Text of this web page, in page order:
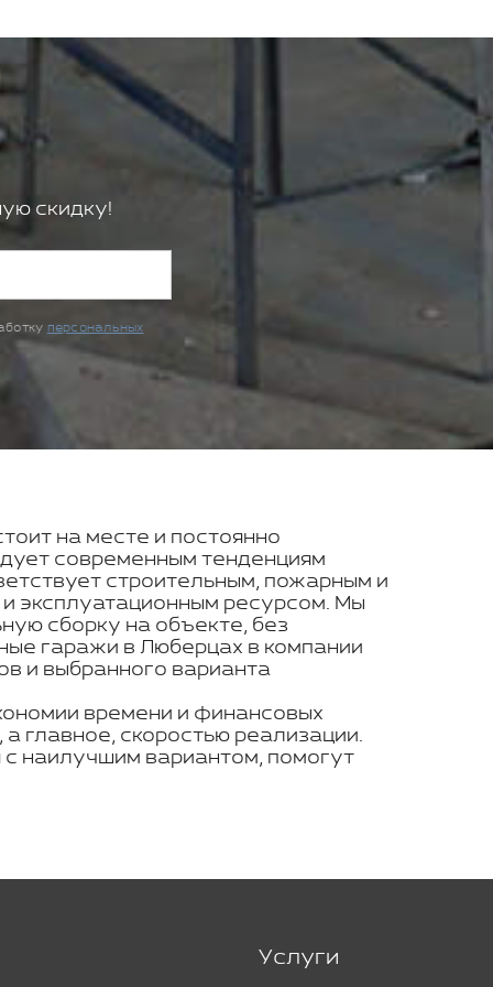
скидку!
персональных
на месте и постоянно
современным тенденциям
строительным, пожарным и
эксплуатационным ресурсом. Мы
сборку на объекте, без
гаражи в Люберцах в компании
и выбранного варианта
времени и финансовых
главное, скоростью реализации.
наилучшим вариантом, помогут
Услуги